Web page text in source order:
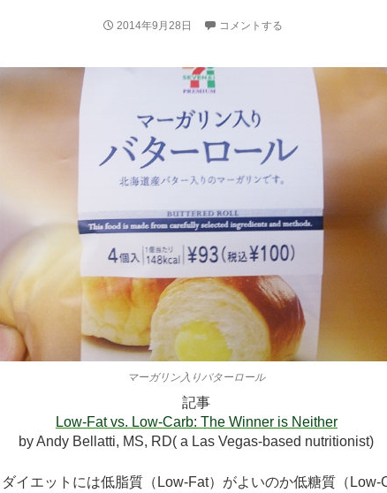
2014年9月28日 コメントする
マーガリン入りバターロール
記事
Low-Fat vs. Low-Carb: The Winner is Neither
by Andy Bellatti, MS, RD( a Las Vegas-based nutritionist)
ダイエットには低脂質（Low-Fat）がよいのか低糖質（Low-